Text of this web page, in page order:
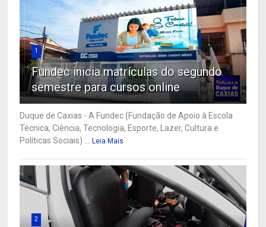
1
Fundec inicia matrículas do segundo
semestre para cursos online
Duque de Caxias - A Fundec (Fundação de Apoio à Escola
Técnica, Ciência, Tecnologia, Esporte, Lazer, Cultura e
Políticas Sociais) ...
Leia Mais
2